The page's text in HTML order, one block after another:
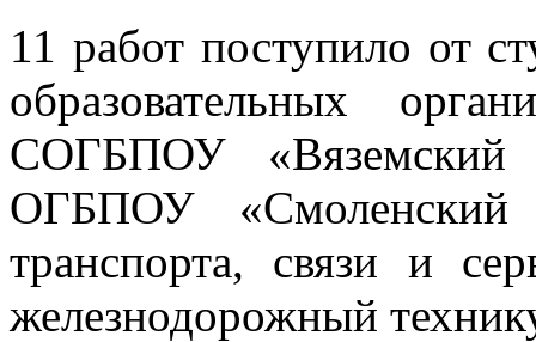
11 работ поступило от
образовательных
СОГБПОУ «Вяземский
ОГБПОУ «Смоленский
транспорта, связи и
железнодорожный